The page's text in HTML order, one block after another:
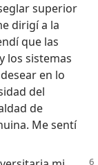
superior
dirigí a la
que las
los sistemas
en lo
del
de
Me sentí